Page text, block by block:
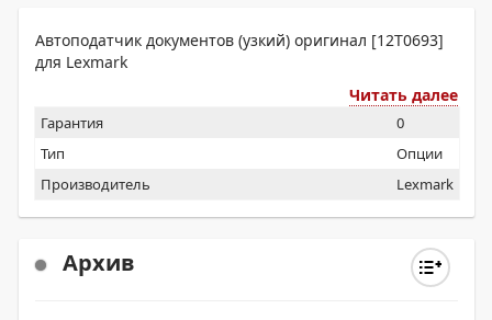
Автоподатчик документов (узкий) оригинал [12T0693]
для Lexmark
Читать далее
Гарантия
0
Тип
Опции
Производитель
Lexmark
Архив